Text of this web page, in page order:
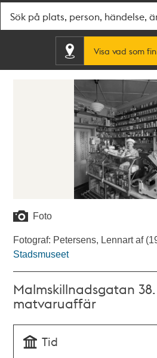
Visa vad som
Foto
Fotograf: Petersens, Lennart af
Stadsmuseet
Malmskillnadsgatan
matvaruaffär
Tid